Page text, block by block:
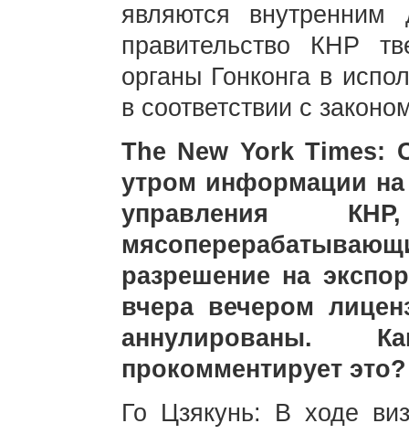
являются
правительство КНР
органы Гонконга в
в соответствии с
The New York Times:
утром информации на
управления
разрешение на
вчера вечером
аннулированы.
прокомментирует это?
Го Цзякунь: В ходе